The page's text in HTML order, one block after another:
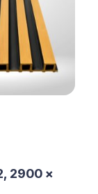
2900 x